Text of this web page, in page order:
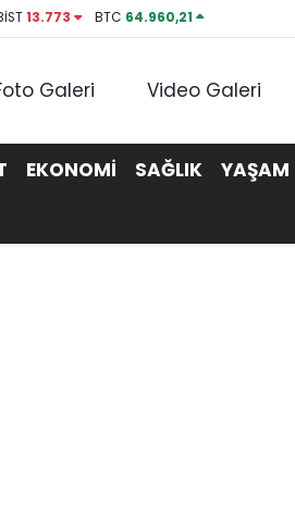
13.773 BTC 64.960,21
Galeri Video Galeri
EKONOMİ SAĞLIK YAŞAM